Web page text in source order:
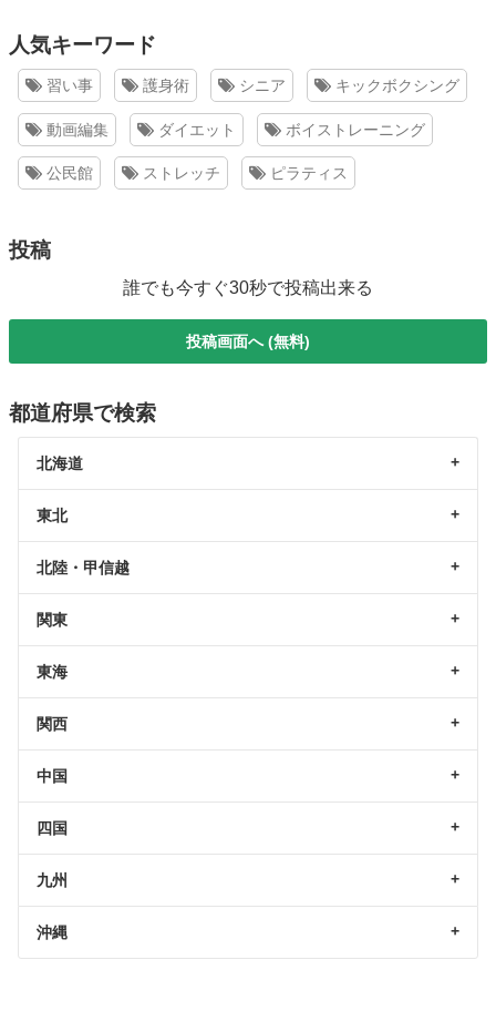
人気キーワード
習い事 護身術 シニア キックボクシング
動画編集 ダイエット ボイストレーニング
公民館 ストレッチ ピラティス
投稿
誰でも今すぐ30秒で投稿出来る
投稿画面へ (無料)
都道府県で検索
北海道
東北
北陸・甲信越
関東
東海
関西
中国
四国
九州
沖縄